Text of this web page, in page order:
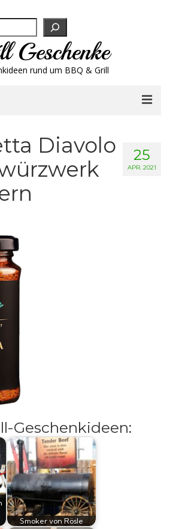
Geschenke
rund um BBQ & Grill
25
APR. 2021
Diavolo
Geschenkideen:
Smoker von Rösle